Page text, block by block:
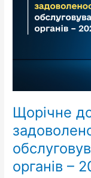
Щорічне
органів –
бізнесу
рівнем
2023